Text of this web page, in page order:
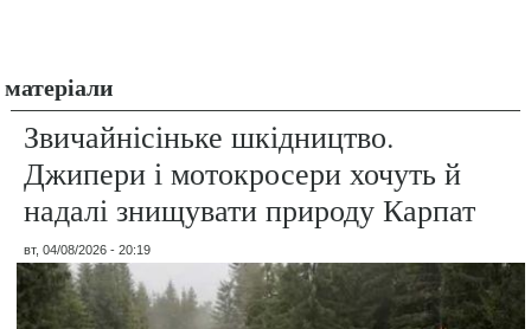
матеріали
Звичайнісіньке шкідництво.
Джипери і мотокросери хочуть й
надалі знищувати природу Карпат
вт, 04/08/2026 - 20:19